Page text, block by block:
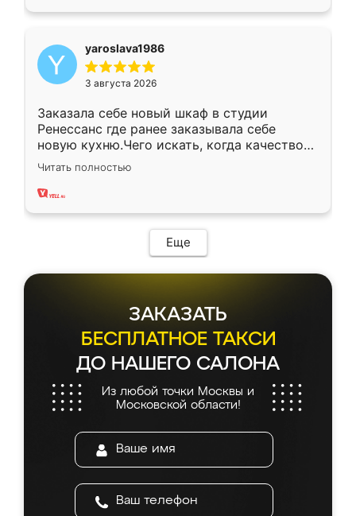
yaroslava1986
3 августа 2026
Заказала себе новый шкаф в студии
Ренессанс где ранее заказывала себе
новую кухню.Чего искать, когда качеством
вполне довольна. Служит кухня уже почти
два года, нареканий нет.
Читать полностью
Еще
ЗАКАЗАТЬ
БЕСПЛАТНОЕ ТАКСИ
ДО НАШЕГО САЛОНА
Из любой точки Москвы и
Московской области!